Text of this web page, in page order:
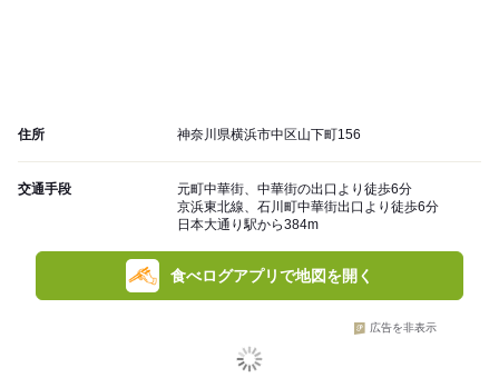
住所 神奈川県横浜市中区山下町156
交通手段
元町中華街、中華街の出口より徒歩6分
京浜東北線、石川町中華街出口より徒歩6分
日本大通り駅から384m
食べログアプリで地図を開く
広告を非表示